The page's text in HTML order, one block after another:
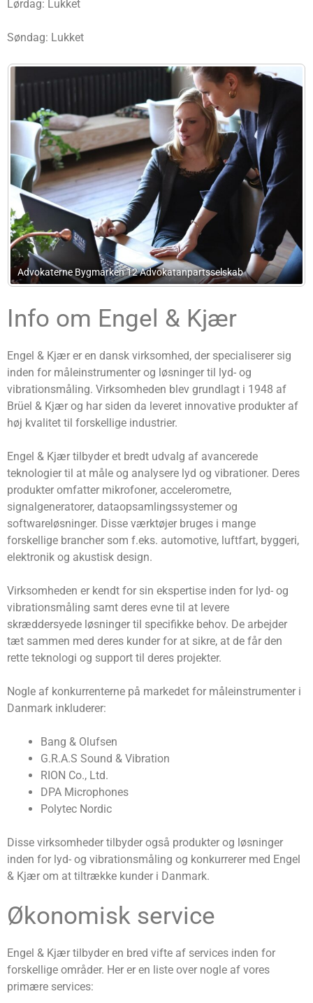
Lørdag: Lukket
Søndag: Lukket
Advokat Lars Dinesen
Info om Engel & Kjær
Engel & Kjær er en dansk virksomhed, der specialiserer sig
inden for måleinstrumenter og løsninger til lyd- og
vibrationsmåling. Virksomheden blev grundlagt i 1948 af
Brüel & Kjær og har siden da leveret innovative produkter af
høj kvalitet til forskellige industrier.
Engel & Kjær tilbyder et bredt udvalg af avancerede
teknologier til at måle og analysere lyd og vibrationer. Deres
produkter omfatter mikrofoner, accelerometre,
signalgeneratorer, dataopsamlingssystemer og
softwareløsninger. Disse værktøjer bruges i mange
forskellige brancher som f.eks. automotive, luftfart, byggeri,
elektronik og akustisk design.
Virksomheden er kendt for sin ekspertise inden for lyd- og
vibrationsmåling samt deres evne til at levere
skræddersyede løsninger til specifikke behov. De arbejder
tæt sammen med deres kunder for at sikre, at de får den
rette teknologi og support til deres projekter.
Nogle af konkurrenterne på markedet for måleinstrumenter i
Danmark inkluderer:
Bang & Olufsen
G.R.A.S Sound & Vibration
RION Co., Ltd.
DPA Microphones
Polytec Nordic
Disse virksomheder tilbyder også produkter og løsninger
inden for lyd- og vibrationsmåling og konkurrerer med Engel
& Kjær om at tiltrække kunder i Danmark.
Økonomisk service
Engel & Kjær tilbyder en bred vifte af services inden for
forskellige områder. Her er en liste over nogle af vores
primære services: